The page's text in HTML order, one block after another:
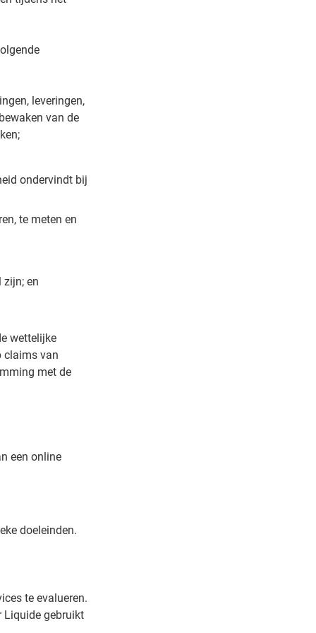
leveringen,
van de
ondervindt bij
te meten en
en
wettelijke
claims van
met de
een online
doeleinden.
te evalueren.
Liquide gebruikt